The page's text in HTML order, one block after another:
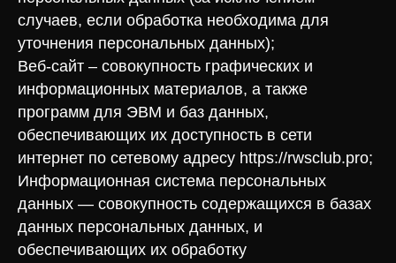
случаев, если обработка необходима для
уточнения персональных данных);
Веб-сайт – совокупность графических и
информационных материалов, а также
программ для ЭВМ и баз данных,
обеспечивающих их доступность в сети
интернет по сетевому адресу https://rwsclub.pro;
Информационная система персональных
данных — совокупность содержащихся в базах
данных персональных данных, и
обеспечивающих их обработку